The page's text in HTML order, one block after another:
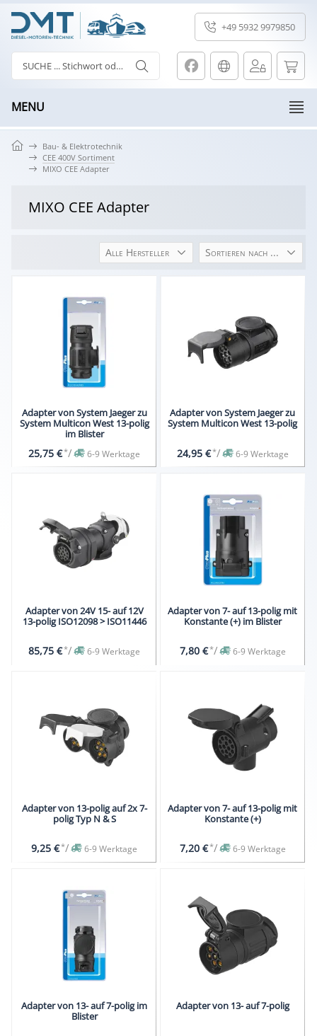
+49 5932 9979850
MENU
Bau- & Elektrotechnik
CEE 400V Sortiment
MIXO CEE Adapter
MIXO CEE Adapter
Alle Hersteller Sortieren nach ...
Adapter von System Jaeger zu
System Multicon West 13-polig
im Blister
25,75 €*/ 6-9 Werktage
Adapter von System Jaeger zu
System Multicon West 13-polig
24,95 €*/ 6-9 Werktage
Adapter von 24V 15- auf 12V
13-polig ISO12098 > ISO11446
85,75 €*/ 6-9 Werktage
Adapter von 7- auf 13-polig mit
Konstante (+) im Blister
7,80 €*/ 6-9 Werktage
Adapter von 13-polig auf 2x 7-
polig Typ N & S
9,25 €*/ 6-9 Werktage
Adapter von 7- auf 13-polig mit
Konstante (+)
7,20 €*/ 6-9 Werktage
Adapter von 13- auf 7-polig im
Blister
Adapter von 13- auf 7-polig